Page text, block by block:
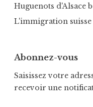
Huguenots d'Alsace
L'immigration suisse
Abonnez-vous
Saisissez votre
recevoir une